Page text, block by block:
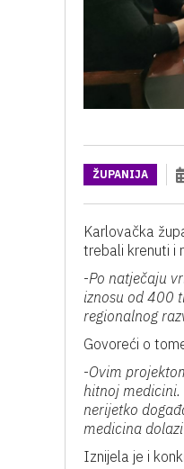
ŽUPANIJA
Karlovačka
trebali krenuti i
-Po natječaju
iznosu od 400
regionalnog
Govoreći o
-Ovim
hitnoj medicini.
nerijetko
medicina
Iznijela je i